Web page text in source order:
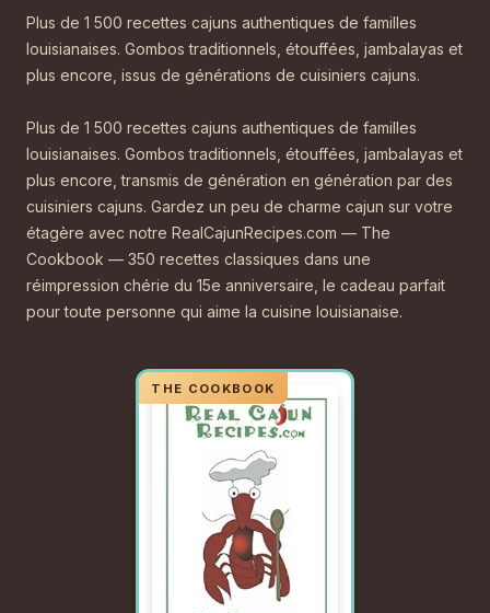
Plus de 1 500 recettes cajuns authentiques de familles
louisianaises. Gombos traditionnels, étouffées, jambalayas et
plus encore, issus de générations de cuisiniers cajuns.
Plus de 1 500 recettes cajuns authentiques de familles
louisianaises. Gombos traditionnels, étouffées, jambalayas et
plus encore, transmis de génération en génération par des
cuisiniers cajuns. Gardez un peu de charme cajun sur votre
étagère avec notre RealCajunRecipes.com — The
Cookbook — 350 recettes classiques dans une
réimpression chérie du 15e anniversaire, le cadeau parfait
pour toute personne qui aime la cuisine louisianaise.